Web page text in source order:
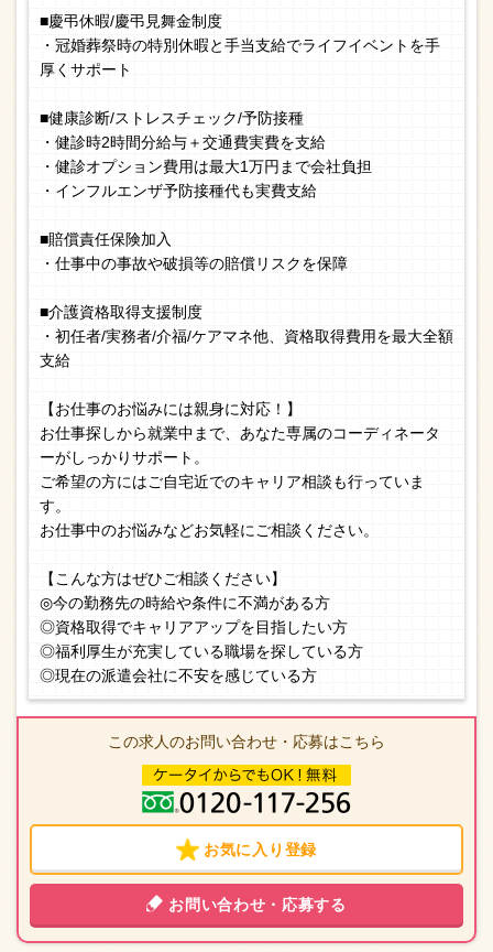
■慶弔休暇/慶弔見舞金制度
・冠婚葬祭時の特別休暇と手当支給でライフイベントを手
厚くサポート
■健康診断/ストレスチェック/予防接種
・健診時2時間分給与＋交通費実費を支給
・健診オプション費用は最大1万円まで会社負担
・インフルエンザ予防接種代も実費支給
■賠償責任保険加入
・仕事中の事故や破損等の賠償リスクを保障
■介護資格取得支援制度
・初任者/実務者/介福/ケアマネ他、資格取得費用を最大全額
支給
【お仕事のお悩みには親身に対応！】
お仕事探しから就業中まで、あなた専属のコーディネータ
ーがしっかりサポート。
ご希望の方にはご自宅近でのキャリア相談も行っていま
す。
お仕事中のお悩みなどお気軽にご相談ください。
【こんな方はぜひご相談ください】
◎今の勤務先の時給や条件に不満がある方
◎資格取得でキャリアアップを目指したい方
◎福利厚生が充実している職場を探している方
◎現在の派遣会社に不安を感じている方
この求人のお問い合わせ・応募はこちら
お気に入り登録
お問い合わせ・応募する